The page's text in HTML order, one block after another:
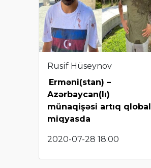
Rusif Hüseynov
Erməni(stan) –
Azərbaycan(lı)
münaqişəsi artıq qlobal
miqyasda
2020-07-28 18:00